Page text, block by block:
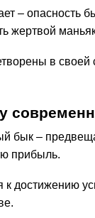
– опасность
жертвой
в своей
бык –
прибыль.
к достижению